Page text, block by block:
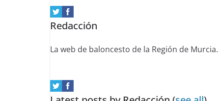
content
below.
Redacción
La web de baloncesto de la Región de Murcia.